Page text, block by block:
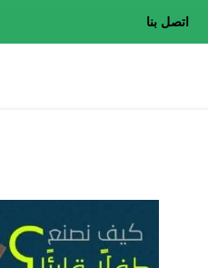
اتصل بنا